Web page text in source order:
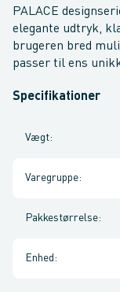
PALACE
elegante udtryk,
brugeren bred
passer til ens
Specifikationer
Vægt:
Varegruppe:
Pakkestørrelse:
Enhed :